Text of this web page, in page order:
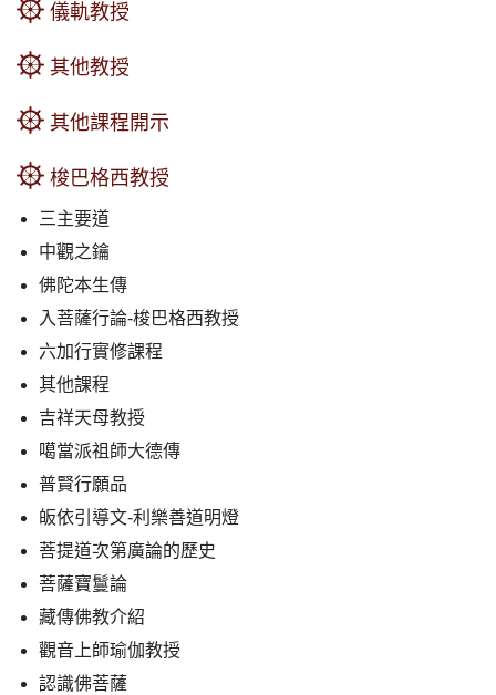
儀軌教授
其他教授
其他課程開示
梭巴格西教授
三主要道
中觀之鑰
佛陀本生傳
入菩薩行論-梭巴格西教授
六加行實修課程
其他課程
吉祥天母教授
噶當派祖師大德傳
普賢行願品
皈依引導文-利樂善道明燈
菩提道次第廣論的歷史
菩薩寶鬘論
藏傳佛教介紹
觀音上師瑜伽教授
認識佛菩薩